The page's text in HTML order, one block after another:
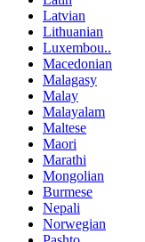
Latvian
Lithuanian
Luxembou..
Macedonian
Malagasy
Malay
Malayalam
Maltese
Maori
Marathi
Mongolian
Burmese
Nepali
Norwegian